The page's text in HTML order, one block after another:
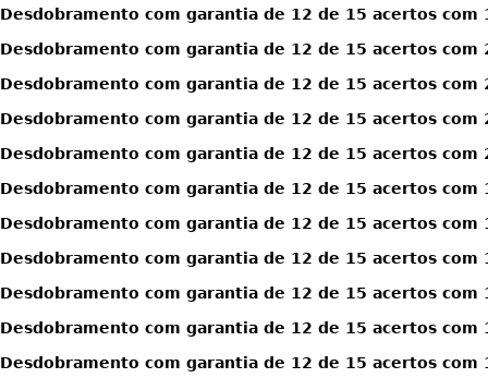
Desdobramento com garantia de 12 de 15 acertos com
Desdobramento com garantia de 12 de 15 acertos com
Desdobramento com garantia de 12 de 15 acertos com
Desdobramento com garantia de 12 de 15 acertos com
Desdobramento com garantia de 12 de 15 acertos com
Desdobramento com garantia de 12 de 15 acertos com
Desdobramento com garantia de 12 de 15 acertos com
Desdobramento com garantia de 12 de 15 acertos com
Desdobramento com garantia de 12 de 15 acertos com
Desdobramento com garantia de 12 de 15 acertos com
Desdobramento com garantia de 12 de 15 acertos com